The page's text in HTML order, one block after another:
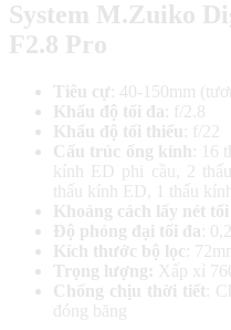
System M.Zuiko
F2.8 Pro
Tiêu cự : 40-150mm
Khẩu độ tối đa : f/2.8
Khẩu độ tối thiểu
: f/22
Cấu trúc ống kính
: 16
kính ED phi cầu, 2
thấu kính ED, 1 thấu
Khoảng cách lấy nét
Độ phóng đại tối đa :
Kích thước bộ lọc
:
Trọng lượng: Xấp xỉ
Chống chịu thời tiết
:
đóng băng